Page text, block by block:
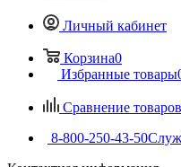
Личный кабинет
Корзина0
Избранные товары
Сравнение товаров
8-800-250-43-50